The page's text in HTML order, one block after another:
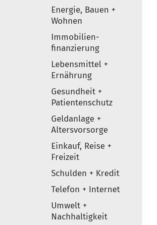
Elemente
Energie, Bauen +
Wohnen
Immobilien-
finanzierung
Lebensmittel +
Ernährung
Gesundheit +
Patientenschutz
Geldanlage +
Altersvorsorge
Einkauf, Reise +
Freizeit
Schulden + Kredit
Telefon + Internet
Umwelt +
Nachhaltigkeit